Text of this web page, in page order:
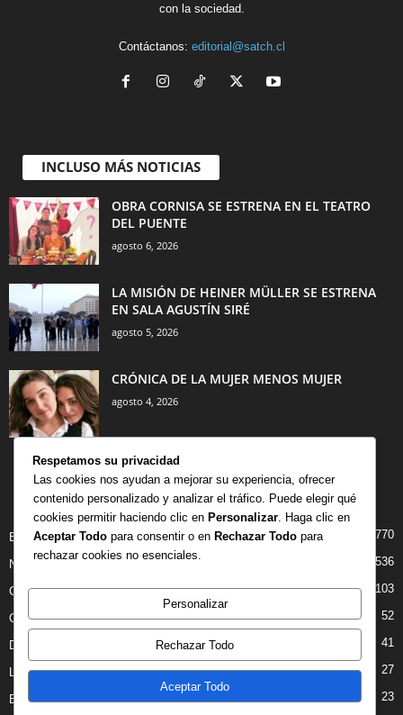
con la sociedad.
Contáctanos: editorial@satch.cl
INCLUSO MÁS NOTICIAS
OBRA CORNISA SE ESTRENA EN EL TEATRO
DEL PUENTE
agosto 6, 2026
LA MISIÓN DE HEINER MÜLLER SE ESTRENA
EN SALA AGUSTÍN SIRÉ
agosto 5, 2026
CRÓNICA DE LA MUJER MENOS MUJER
agosto 4, 2026
CATEGORÍA POPULAR
BIBLIOTECA 770
NOTICIAS 536
CRITICAS 103
OPINION 52
DANZA 41
LIBROS 27
ENTREVISTAS 23
Respetamos su privacidad
Las cookies nos ayudan a mejorar su experiencia, ofrecer
contenido personalizado y analizar el tráfico. Puede elegir qué
cookies permitir haciendo clic en Personalizar . Haga clic en
Aceptar Todo para consentir o en Rechazar Todo para
rechazar cookies no esenciales.
Personalizar
Rechazar Todo
Aceptar Todo